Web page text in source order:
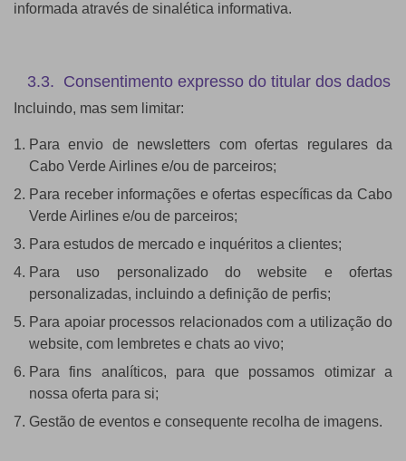
informada através de sinalética informativa.
3.3. Consentimento expresso do titular dos dados
Incluindo, mas sem limitar:
Para envio de newsletters com ofertas regulares da
Cabo Verde Airlines e/ou de parceiros;
Para receber informações e ofertas específicas da Cabo
Verde Airlines e/ou de parceiros;
Para estudos de mercado e inquéritos a clientes;
Para uso personalizado do website e ofertas
personalizadas, incluindo a definição de perfis;
Para apoiar processos relacionados com a utilização do
website, com lembretes e chats ao vivo;
Para fins analíticos, para que possamos otimizar a
nossa oferta para si;
Gestão de eventos e consequente recolha de imagens.